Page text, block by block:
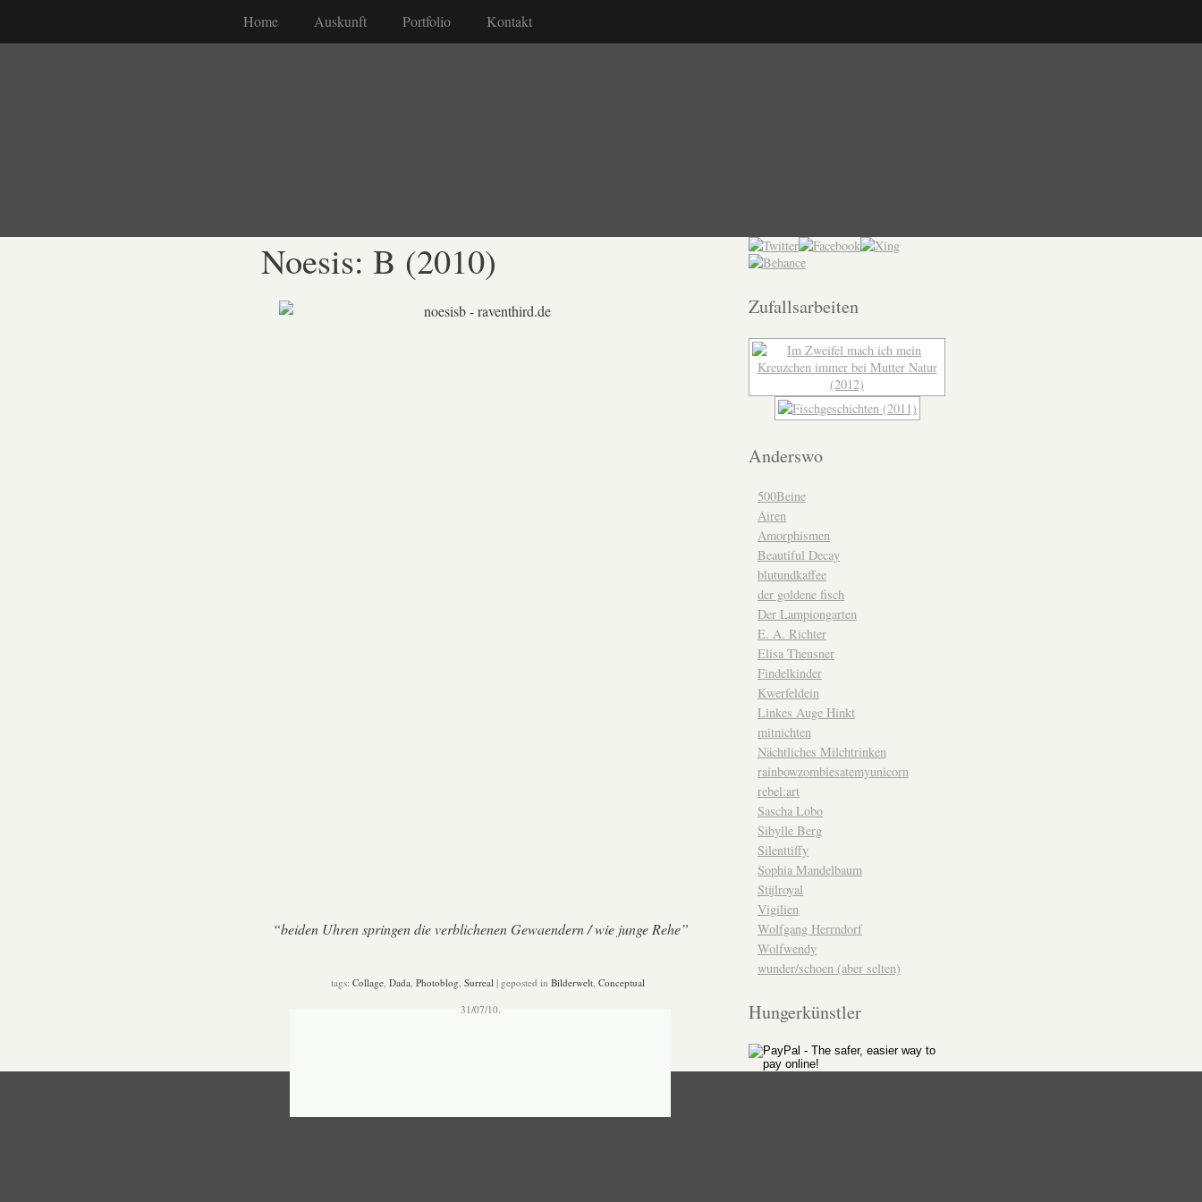
Home Auskunft Portfolio Kontakt
Noesis: B (2010)
“beiden Uhren springen die verblichenen Gewaendern / wie junge Rehe”
tags: Collage, Dada, Photoblog, Surreal| geposted in Bilderwelt, Conceptual
31/07/10.
Zufallsarbeiten
Anderswo
500Beine
Airen
Amorphismen
Beautiful Decay
blutundkaffee
der goldene fisch
Der Lampiongarten
E. A. Richter
Elisa Theusner
Findelkinder
Kwerfeldein
Linkes Auge Hinkt
mitnichten
Nächtliches Milchtrinken
rainbowzombiesatemyunicorn
rebel:art
Sascha Lobo
Sibylle Berg
Silenttiffy
Sophia Mandelbaum
Stijlroyal
Vigilien
Wolfgang Herrndorf
Wolfwendy
wunder/schoen (aber selten)
Hungerkünstler